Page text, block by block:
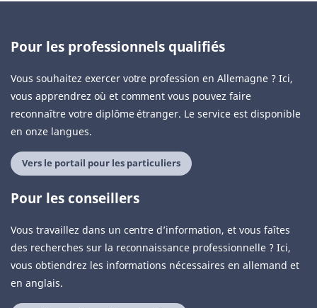
Pour les professionnels qualifiés
Vous souhaitez exercer votre profession en Allemagne ? Ici,
vous apprendrez où et comment vous pouvez faire
reconnaître votre diplôme étranger. Le service est disponible
en onze langues.
Vers le portail pour les particuliers
Pour les conseillers
Vous travaillez dans un centre d’information, et vous faîtes
des recherches sur la reconnaissance professionnelle ? Ici,
vous obtiendrez les informations nécessaires en allemand et
en anglais.